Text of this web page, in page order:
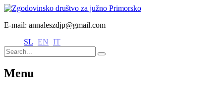
E-mail: annaleszdjp@gmail.com
SL EN IT
Menu